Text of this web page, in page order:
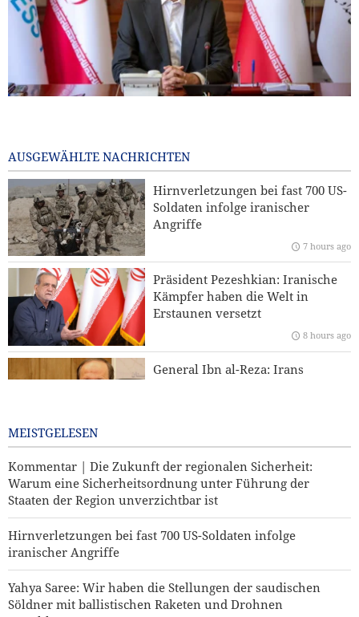
Foreign Affairs: Die USA sollten Westasien verlassen
CNN: US-Generalstabschef sucht nach einem Ausweg aus
dem Krieg
IRGC: Eingeständnisse ausländischer Medien über Trumps
Niederlage sind Ergebnis revolutionärer Medienarbeit
Araghchi an die Nachbarstaaten: Es ist an der Zeit für echte
Brüderlichkeit
AUSGEWÄHLTE NACHRICHTEN
Hirnverletzungen bei fast 700 US-
Soldaten infolge iranischer
Angriffe
7 hours ago
Präsident Pezeshkian: Iranische
Kämpfer haben die Welt in
Erstaunen versetzt
8 hours ago
General Ibn al-Reza: Irans
MEISTGELESEN
Kommentar | Die Zukunft der regionalen Sicherheit:
Warum eine Sicherheitsordnung unter Führung der
Staaten der Region unverzichtbar ist
Hirnverletzungen bei fast 700 US-Soldaten infolge
iranischer Angriffe
Yahya Saree: Wir haben die Stellungen der saudischen
Söldner mit ballistischen Raketen und Drohnen